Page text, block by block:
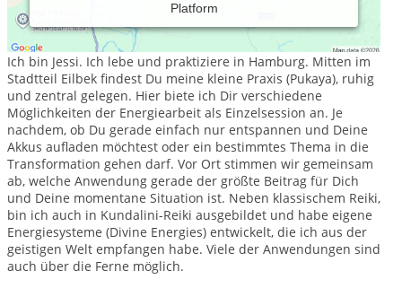
Platform
Hallo und herzlich willkommen auf meinem Therapeuten-
Profil.
Ich bin Jessi. Ich lebe und praktiziere in Hamburg. Mitten im
Stadtteil Eilbek findest Du meine kleine Praxis (Pukaya), ruhig
und zentral gelegen. Hier biete ich Dir verschiedene
Möglichkeiten der Energiearbeit als Einzelsession an. Je
nachdem, ob Du gerade einfach nur entspannen und Deine
Akkus aufladen möchtest oder ein bestimmtes Thema in die
Transformation gehen darf. Vor Ort stimmen wir gemeinsam
ab, welche Anwendung gerade der größte Beitrag für Dich
und Deine momentane Situation ist. Neben klassischem Reiki,
bin ich auch in Kundalini-Reiki ausgebildet und habe eigene
Energiesysteme (Divine Energies) entwickelt, die ich aus der
geistigen Welt empfangen habe. Viele der Anwendungen sind
auch über die Ferne möglich.